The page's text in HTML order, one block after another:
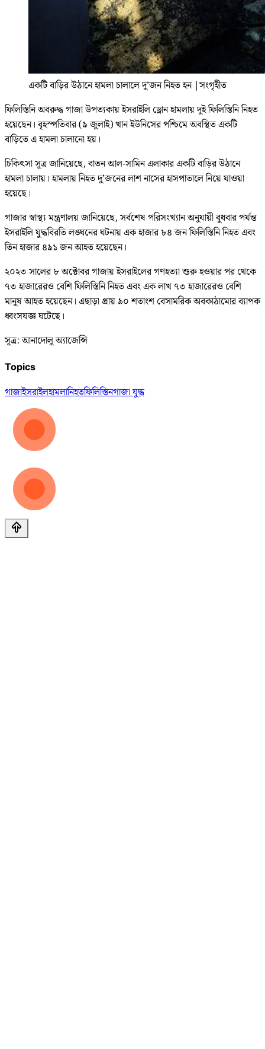
একটি বাড়ির উঠানে হামলা চালালে দু’জন নিহত হন |সংগৃহীত
ফিলিস্তিনি অবরুদ্ধ গাজা উপত্যকায় ইসরাইলি ড্রোন হামলায় দুই ফিলিস্তিনি নিহত
হয়েছেন। বৃহস্পতিবার (৯ জুলাই) খান ইউনিসের পশ্চিমে অবস্থিত একটি
বাড়িতে এ হামলা চালানো হয়।
চিকিৎসা সূত্র জানিয়েছে, বাতন আল-সামিন এলাকার একটি বাড়ির উঠানে
হামলা চালায়। হামলায় নিহত দু’জনের লাশ নাসের হাসপাতালে নিয়ে যাওয়া
হয়েছে।
গাজার স্বাস্থ্য মন্ত্রণালয় জানিয়েছে, সর্বশেষ পরিসংখ্যান অনুযায়ী বুধবার পর্যন্ত
ইসরাইলি যুদ্ধবিরতি লঙ্ঘনের ঘটনায় এক হাজার ৮৪ জন ফিলিস্তিনি নিহত এবং
তিন হাজার ৪৯১ জন আহত হয়েছেন।
২০২৩ সালের ৮ অক্টোবর গাজায় ইসরাইলের গণহত্যা শুরু হওয়ার পর থেকে
৭৩ হাজারেরও বেশি ফিলিস্তিনি নিহত এবং এক লাখ ৭৩ হাজারেরও বেশি
মানুষ আহত হয়েছেন। এছাড়া প্রায় ৯০ শতাংশ বেসামরিক অবকাঠামোর ব্যাপক
ধ্বংসযজ্ঞ ঘটেছে।
সূত্র: আনাদোলু অ্যাজেন্সি
Topics
গাজাইসরাইলহামলানিহতফিলিস্তিনগাজা যুদ্ধ